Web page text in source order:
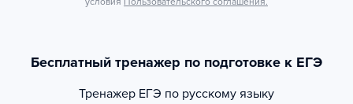
Бесплатный тренажер по подготовке к ЕГЭ
Тренажер ЕГЭ по русскому языку